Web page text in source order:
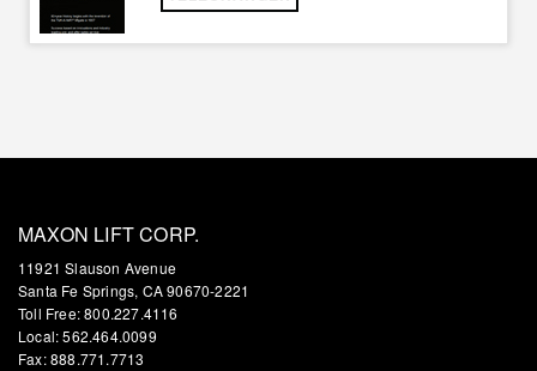
MAXON LIFT CORP.
11921 Slauson Avenue
Santa Fe Springs, CA 90670-2221
Toll Free: 800.227.4116
Local: 562.464.0099
Fax: 888.771.7713